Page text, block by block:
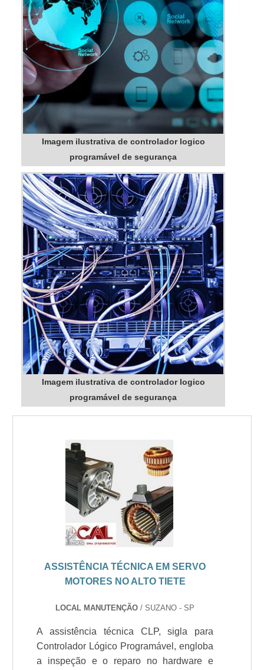
Imagem ilustrativa de controlador logico
programável de segurança
Imagem ilustrativa de controlador logico
programável de segurança
ASSISTÊNCIA TÉCNICA EM SERVO
MOTORES NO ALTO TIETE
LOCAL MANUTENÇÃO / SUZANO - SP
A assistência técnica CLP, sigla para
Controlador Lógico Programável, engloba
a inspeção e o reparo no hardware e